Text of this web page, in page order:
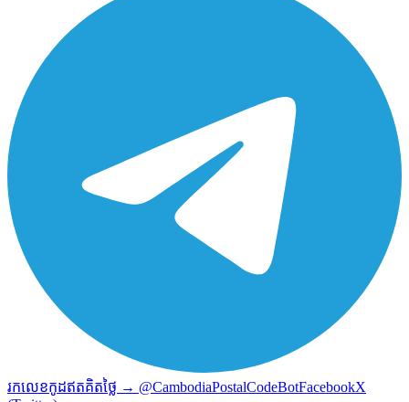
រកលេខកូដឥតគិតថ្លៃ → @CambodiaPostalCodeBotFacebookX